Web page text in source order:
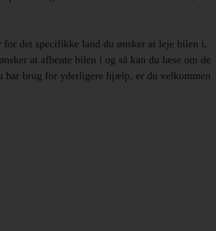
det specifikke land du ønsker at leje bilen i,
at afhente bilen i og så kan du læse om de
brug for yderligere hjælp, er du velkommen